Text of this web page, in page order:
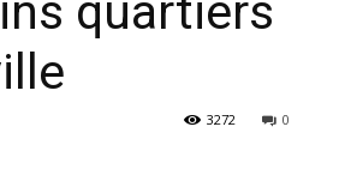
quartiers
0
3272